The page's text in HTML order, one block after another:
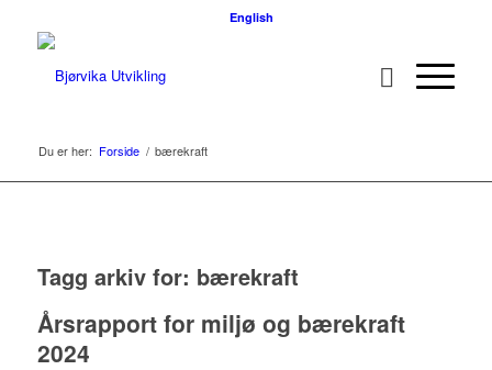
English
Du er her: Forside / bærekraft
Tagg arkiv for: bærekraft
Årsrapport for miljø og bærekraft
2024